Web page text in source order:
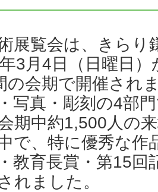
展覧会は、きらり
3月4日（日曜日
の会期で開催され
写真・彫刻の4部
期中約1,500人の
で、特に優秀な作
教育長賞・第15回
れました。